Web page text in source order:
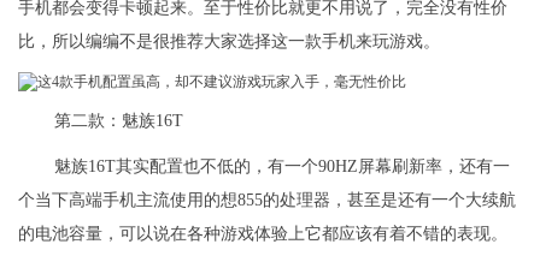
手机都会变得卡顿起来。至于性价比就更不用说了，完全没有性价
比，所以编编不是很推荐大家选择这一款手机来玩游戏。
第二款：魅族16T
魅族16T其实配置也不低的，有一个90HZ屏幕刷新率，还有一
个当下高端手机主流使用的想855的处理器，甚至是还有一个大续航
的电池容量，可以说在各种游戏体验上它都应该有着不错的表现。